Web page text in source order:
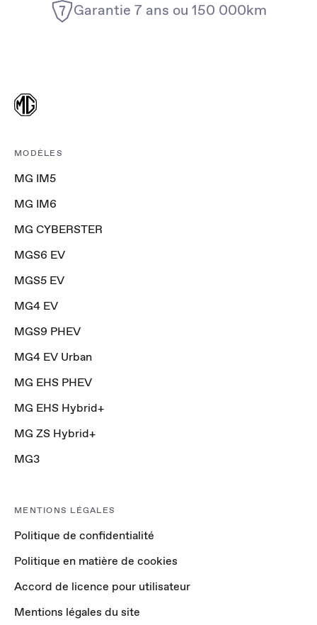
Garantie 7 ans ou 150 000km
MODÈLES
MG IM5
MG IM6
MG CYBERSTER
MGS6 EV
MGS5 EV
MG4 EV
MGS9 PHEV
MG4 EV Urban
MG EHS PHEV
MG EHS Hybrid+
MG ZS Hybrid+
MG3
MENTIONS LÉGALES
Politique de confidentialité
Politique en matière de cookies
Accord de licence pour utilisateur
Mentions légales du site